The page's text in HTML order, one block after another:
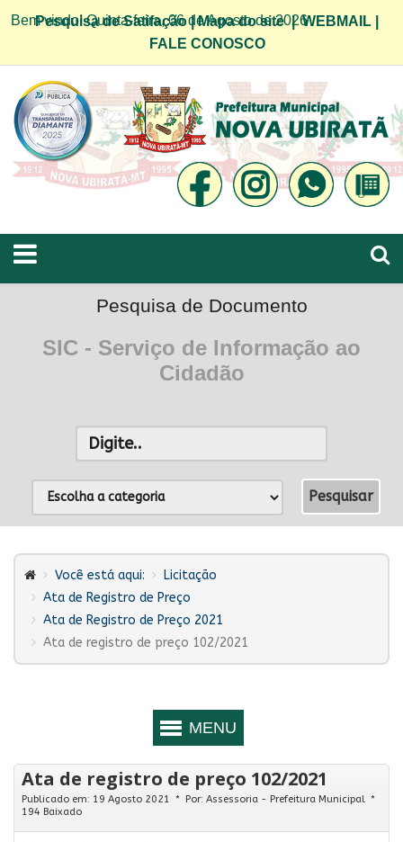
Bem vindo! Quinta-feira, 06 de Agosto de 2026
Pesquisa de Satifação|Mapa do site|WEBMAIL
FALE CONOSCO
Pesquisa de Documento
SIC - Serviço de Informação ao
Cidadão
Você está aqui:
Licitação
Ata de Registro de Preço
Ata de Registro de Preço 2021
Ata de registro de preço 102/2021
Ata de registro de preço 102/2021
Publicado em: 19 Agosto 2021 Por: Assessoria - Prefeitura Municipal
194 Baixado